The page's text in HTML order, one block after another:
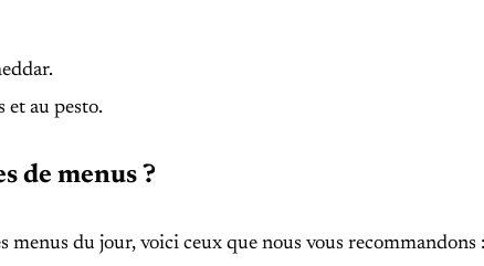
et au pesto.
de menus ?
menus du jour, voici ceux que nous vous